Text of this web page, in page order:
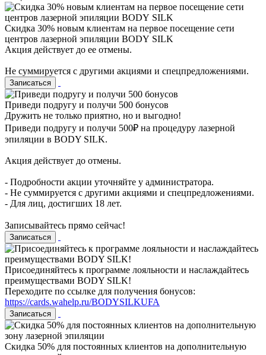
Cкидка 30% новым клиентам на первое посещение сети
центров лазерной эпиляции BODY SILK
Акция действует до ее отмены.
Не суммируется с другими акциями и спецпредложениями.
Записаться
Приведи подругу и получи 500 бонусов
Дружить не только приятно, но и выгодно!
Приведи подругу и получи 500₽ на процедуру лазерной
эпиляции в BODY SILK.
Акция действует до отмены.
- Подробности акции уточняйте у администратора.
- Не суммируется с другими акциями и спецпредложениями.
- Для лиц, достигших 18 лет.
Записывайтесь прямо сейчас!
Записаться
Присоединяйтесь к программе лояльности и наслаждайтесь
преимуществами BODY SILK!
Переходите по ссылке для получения бонусов:
https://cards.wahelp.ru/BODYSILKUFA
Записаться
Cкидка 50% для постоянных клиентов на дополнительную